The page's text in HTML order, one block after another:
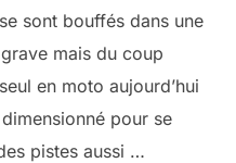
sont bouffés dans une
mais du coup
en moto aujourd’hui
pour se
pistes aussi …